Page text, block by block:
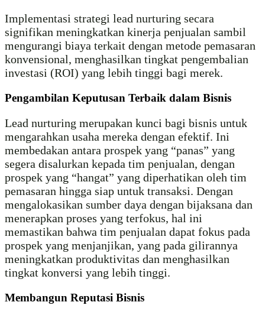
Implementasi strategi lead nurturing secara
signifikan meningkatkan kinerja penjualan sambil
mengurangi biaya terkait dengan metode pemasaran
konvensional, menghasilkan tingkat pengembalian
investasi (ROI) yang lebih tinggi bagi merek.
Pengambilan Keputusan Terbaik dalam Bisnis
Lead nurturing merupakan kunci bagi bisnis untuk
mengarahkan usaha mereka dengan efektif. Ini
membedakan antara prospek yang “panas” yang
segera disalurkan kepada tim penjualan, dengan
prospek yang “hangat” yang diperhatikan oleh tim
pemasaran hingga siap untuk transaksi. Dengan
mengalokasikan sumber daya dengan bijaksana dan
menerapkan proses yang terfokus, hal ini
memastikan bahwa tim penjualan dapat fokus pada
prospek yang menjanjikan, yang pada gilirannya
meningkatkan produktivitas dan menghasilkan
tingkat konversi yang lebih tinggi.
Membangun Reputasi Bisnis